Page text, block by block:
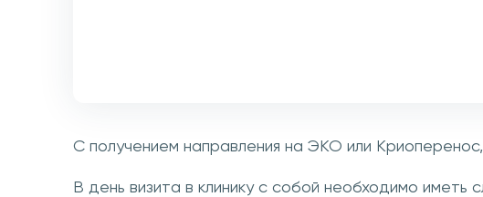
С получением направления на ЭКО или
В день визита в клинику с собой необходимо